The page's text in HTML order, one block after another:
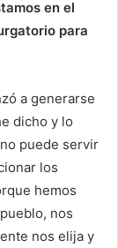
en el
para
a generarse
dicho y lo
puede servir
los
hemos
nos
nos elija y